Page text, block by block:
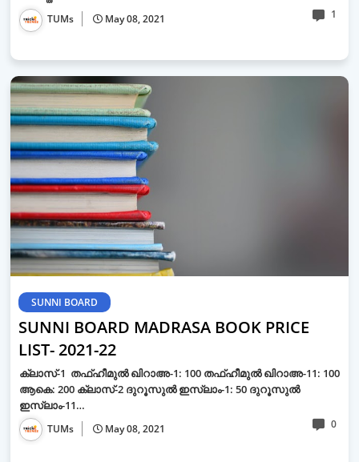
TUMs May 08, 2021 1
SUNNI BOARD
SUNNI BOARD MADRASA BOOK PRICE
LIST- 2021-22
ക്ലാസ്-1 തഫ്ഹീമുല്‍ ഖിറാഅ-1: 100 തഫ്ഹീമുല്‍ ഖിറാഅ-11: 100
ആകെ: 200 ക്ലാസ്-2 ദുറൂസുല്‍ ഇസ്ലാം-1: 50 ദുറൂസുല്‍
ഇസ്ലാം-11…
TUMs May 08, 2021 0